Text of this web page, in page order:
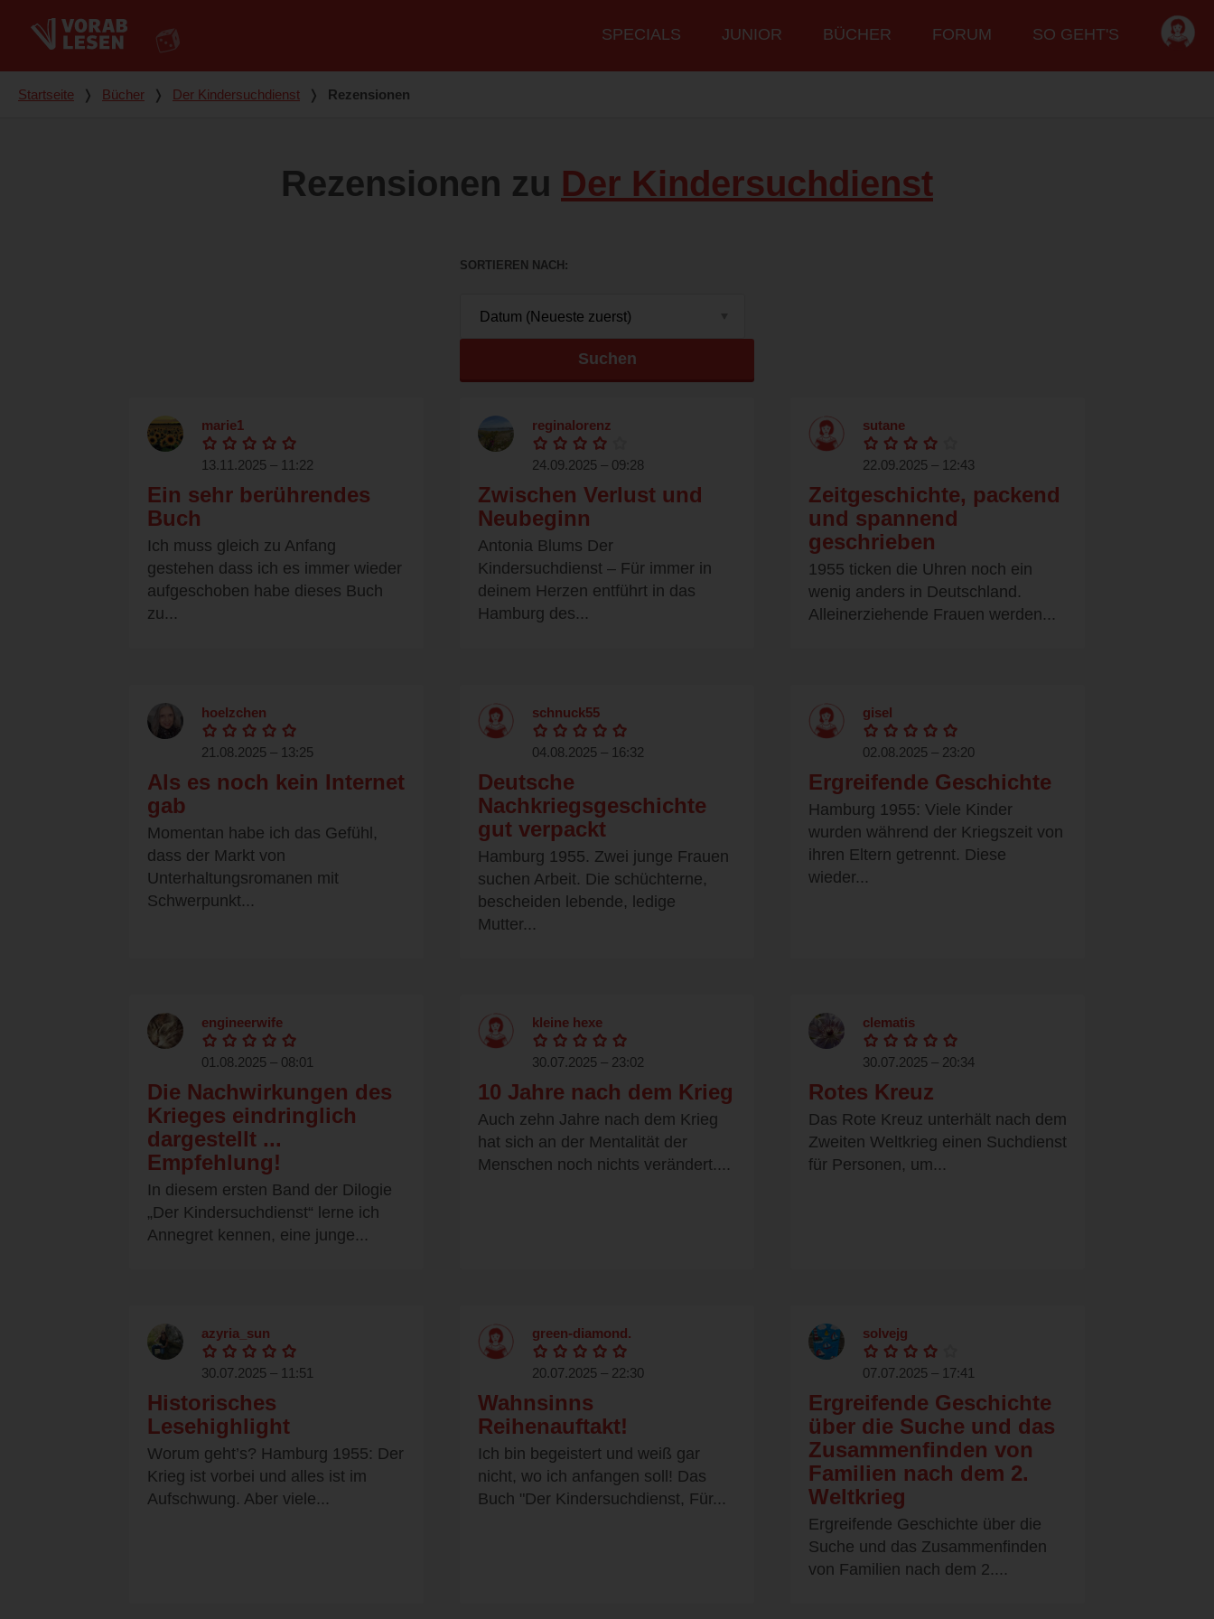
Hauptmenü
SPECIALS JUNIOR BÜCHER FORUM SO GEHT'S
Du bist hier
Startseite ❭ Bücher ❭ Der Kindersuchdienst ❭ Rezensionen
Rezensionen zu Der Kindersuchdienst
SORTIEREN NACH
Suchen
marie1
13.11.2025 – 11:22
Ein sehr berührendes
Buch
Ich muss gleich zu Anfang
gestehen dass ich es immer wieder
aufgeschoben habe dieses Buch
zu...
reginalorenz
24.09.2025 – 09:28
Zwischen Verlust und
Neubeginn
Antonia Blums Der
Kindersuchdienst – Für immer in
deinem Herzen entführt in das
Hamburg des...
sutane
22.09.2025 – 12:43
Zeitgeschichte, packend
und spannend
geschrieben
1955 ticken die Uhren noch ein
wenig anders in Deutschland.
Alleinerziehende Frauen werden...
hoelzchen
21.08.2025 – 13:25
Als es noch kein Internet
gab
Momentan habe ich das Gefühl,
dass der Markt von
Unterhaltungsromanen mit
Schwerpunkt...
schnuck55
04.08.2025 – 16:32
Deutsche
Nachkriegsgeschichte
gut verpackt
Hamburg 1955. Zwei junge Frauen
suchen Arbeit. Die schüchterne,
bescheiden lebende, ledige
Mutter...
gisel
02.08.2025 – 23:20
Ergreifende Geschichte
Hamburg 1955: Viele Kinder
wurden während der Kriegszeit von
ihren Eltern getrennt. Diese
wieder...
engineerwife
01.08.2025 – 08:01
Die Nachwirkungen des
Krieges eindringlich
dargestellt ...
Empfehlung!
In diesem ersten Band der Dilogie
„Der Kindersuchdienst“ lerne ich
Annegret kennen, eine junge...
kleine hexe
30.07.2025 – 23:02
10 Jahre nach dem Krieg
Auch zehn Jahre nach dem Krieg
hat sich an der Mentalität der
Menschen noch nichts verändert....
clematis
30.07.2025 – 20:34
Rotes Kreuz
Das Rote Kreuz unterhält nach dem
Zweiten Weltkrieg einen Suchdienst
für Personen, um...
azyria_sun
30.07.2025 – 11:51
Historisches
Lesehighlight
Worum geht’s? Hamburg 1955: Der
Krieg ist vorbei und alles ist im
Aufschwung. Aber viele...
green-diamond.
20.07.2025 – 22:30
Wahnsinns
Reihenauftakt!
Ich bin begeistert und weiß gar
nicht, wo ich anfangen soll! Das
Buch "Der Kindersuchdienst, Für...
solvejg
07.07.2025 – 17:41
Ergreifende Geschichte
über die Suche und das
Zusammenfinden von
Familien nach dem 2.
Weltkrieg
Ergreifende Geschichte über die
Suche und das Zusammenfinden
von Familien nach dem 2....